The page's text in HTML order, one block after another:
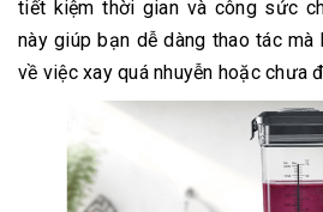
tiết kiệm thời gian và công sức
này giúp bạn dễ dàng thao tác
về việc xay quá nhuyễn hoặc chưa